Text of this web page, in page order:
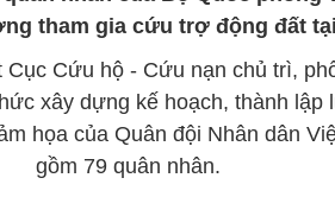
tham gia cứu trợ động đất
Cục Cứu hộ - Cứu nạn chủ trì,
xây dựng kế hoạch, thành lập
họa của Quân đội Nhân dân
gồm 79 quân nhân.